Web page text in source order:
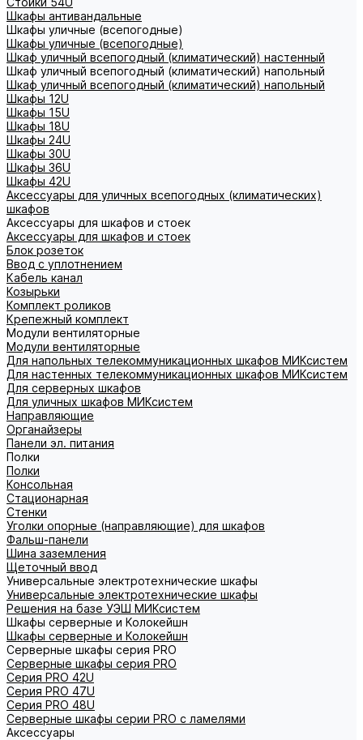
Шкафы антивандальные
Шкафы уличные (всепогодные)
Шкафы уличные (всепогодные)
Шкаф уличный всепогодный (климатический) настенный
Шкаф уличный всепогодный (климатический) напольный
Шкаф уличный всепогодный (климатический) напольный
Шкафы 12U
Шкафы 15U
Шкафы 18U
Шкафы 24U
Шкафы 30U
Шкафы 36U
Шкафы 42U
Аксессуары для уличных всепогодных (климатических)
шкафов
Аксессуары для шкафов и стоек
Аксессуары для шкафов и стоек
Блок розеток
Ввод с уплотнением
Кабель канал
Козырьки
Комплект роликов
Крепежный комплект
Модули вентиляторные
Модули вентиляторные
Для напольных телекоммуникационных шкафов МИКсистем
Для настенных телекоммуникационных шкафов МИКсистем
Для серверных шкафов
Для уличных шкафов МИКсистем
Направляющие
Органайзеры
Панели эл. питания
Полки
Полки
Консольная
Стационарная
Стенки
Уголки опорные (направляющие) для шкафов
Фальш-панели
Шина заземления
Щеточный ввод
Универсальные электротехнические шкафы
Универсальные электротехнические шкафы
Решения на базе УЭШ МИКсистем
Шкафы серверные и Колокейшн
Шкафы серверные и Колокейшн
Серверные шкафы серия PRO
Серверные шкафы серия PRO
Серия PRO 42U
Серия PRO 47U
Серия PRO 48U
Серверные шкафы серии PRO с ламелями
Аксессуары